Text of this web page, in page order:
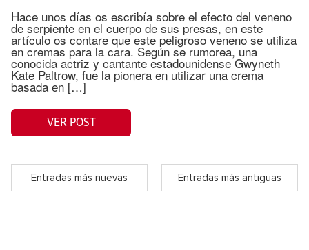
Hace unos días os escribía sobre el efecto del veneno
de serpiente en el cuerpo de sus presas, en este
artículo os contare que este peligroso veneno se utiliza
en cremas para la cara. Según se rumorea, una
conocida actriz y cantante estadounidense Gwyneth
Kate Paltrow, fue la pionera en utilizar una crema
basada en […]
VER POST
Entradas más nuevas Entradas más antiguas